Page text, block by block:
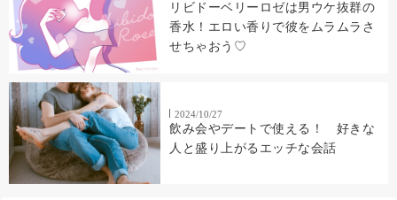
リビドーベリーロゼは男ウケ抜群の
香水！エロい香りで彼をムラムラさ
せちゃおう♡
2024/10/27
飲み会やデートで使える！ 好きな
人と盛り上がるエッチな会話